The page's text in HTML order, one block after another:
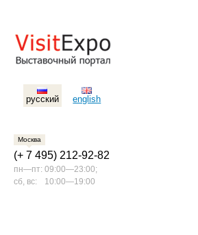
русский english
Москва
(+ 7 495) 212-92-82
пн—пт: 09:00—23:00;
сб, вс:
10:00—19:00